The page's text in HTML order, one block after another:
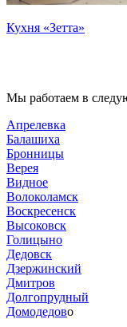
Кухня «Зетта»
Мы работаем в
Апрелевка
Балашиха
Бронницы
Верея
Видное
Волоколамск
Воскресенск
Высоковск
Голицыно
Дедовск
Дзержинский
Дмитров
Долгопрудный
Домодедово